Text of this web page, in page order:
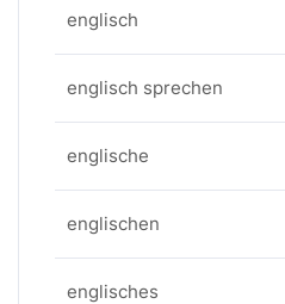
englisch
englisch sprechen
englische
englischen
englisches